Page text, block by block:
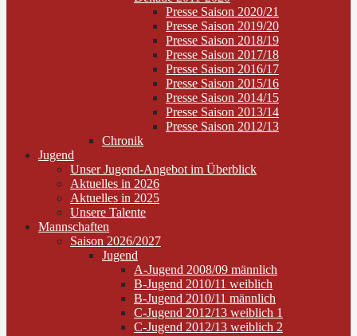
Presse Saison 2020/21
Presse Saison 2019/20
Presse Saison 2018/19
Presse Saison 2017/18
Presse Saison 2016/17
Presse Saison 2015/16
Presse Saison 2014/15
Presse Saison 2013/14
Presse Saison 2012/13
Chronik
Jugend
Unser Jugend-Angebot im Überblick
Aktuelles in 2026
Aktuelles in 2025
Unsere Talente
Mannschaften
Saison 2026/2027
Jugend
A-Jugend 2008/09 männlich
B-Jugend 2010/11 weiblich
B-Jugend 2010/11 männlich
C-Jugend 2012/13 weiblich 1
C-Jugend 2012/13 weiblich 2